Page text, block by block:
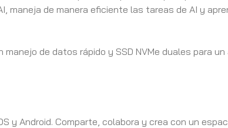
maneja de manera eficiente las tareas de AI y
de datos rápido y SSD NVMe duales para
y Android. Comparte, colabora y crea con un